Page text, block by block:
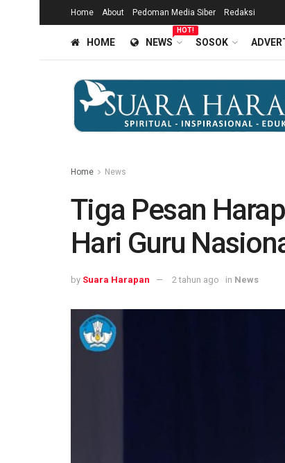
Home About Pedoman Media Siber Redaksi
HOME NEWS
HOT!
SOSOK
Home News
Tiga Pesan
Hari Guru
by Suara Harapan 2 tahun ago in News